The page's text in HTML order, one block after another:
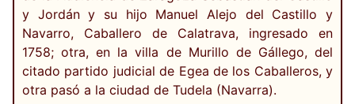
y Jordán y su hijo Manuel Alejo del Castillo y
Navarro, Caballero de Calatrava, ingresado en
1758; otra, en la villa de Murillo de Gállego, del
citado partido judicial de Egea de los Caballeros, y
otra pasó a la ciudad de Tudela (Navarra).